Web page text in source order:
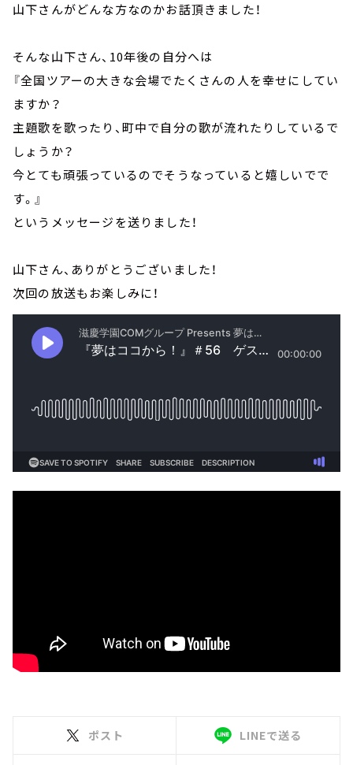
山下さんがどんな方なのかお話頂きました！
そんな山下さん、10年後の自分へは
『全国ツアーの大きな会場でたくさんの人を幸せにしてい
ますか？
主題歌を歌ったり、町中で自分の歌が流れたりしているで
しょうか？
今とても頑張っているのでそうなっていると嬉しいでで
す。』
というメッセージを送りました！
山下さん、ありがとうございました！
次回の放送もお楽しみに！
ポスト LINEで送る